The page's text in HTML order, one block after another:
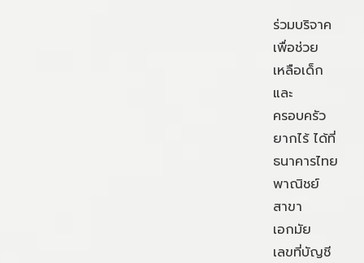
ร่วมบริจาค
เพื่อช่วย
เหลือเด็ก
และ
ครอบครัว
ยากไร้ ได้ที่
ธนาคารไทย
พาณิชย์
สาขา
เอกมัย
เลขที่บัญชี